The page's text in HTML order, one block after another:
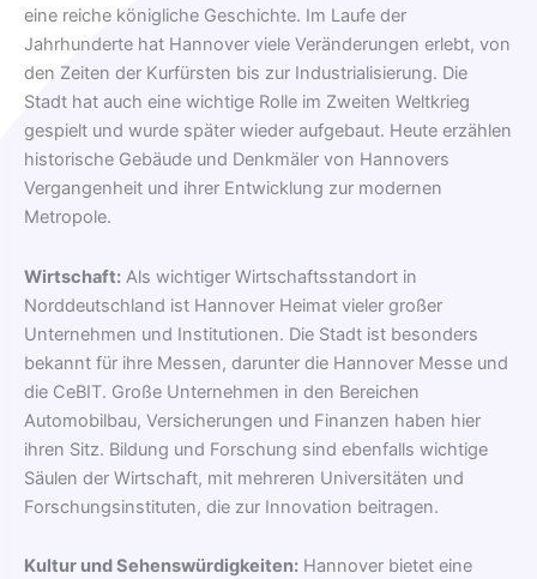
eine reiche königliche Geschichte. Im Laufe der
Jahrhunderte hat Hannover viele Veränderungen erlebt, von
den Zeiten der Kurfürsten bis zur Industrialisierung. Die
Stadt hat auch eine wichtige Rolle im Zweiten Weltkrieg
gespielt und wurde später wieder aufgebaut. Heute erzählen
historische Gebäude und Denkmäler von Hannovers
Vergangenheit und ihrer Entwicklung zur modernen
Metropole.
Wirtschaft: Als wichtiger Wirtschaftsstandort in
Norddeutschland ist Hannover Heimat vieler großer
Unternehmen und Institutionen. Die Stadt ist besonders
bekannt für ihre Messen, darunter die Hannover Messe und
die CeBIT. Große Unternehmen in den Bereichen
Automobilbau, Versicherungen und Finanzen haben hier
ihren Sitz. Bildung und Forschung sind ebenfalls wichtige
Säulen der Wirtschaft, mit mehreren Universitäten und
Forschungsinstituten, die zur Innovation beitragen.
Kultur und Sehenswürdigkeiten: Hannover bietet eine